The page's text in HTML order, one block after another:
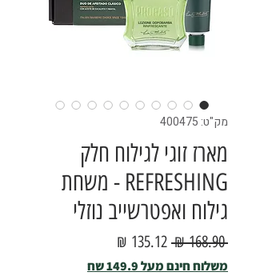
מק"ט: 400475
מארז זוגי לגילוח חלק
REFRESHING - משחת
גילוח ואפטרשייב נוזלי
‏168.90 ‏₪
מחיר
רגיל
מבצע
משלוח חינם מעל 149.9 שח